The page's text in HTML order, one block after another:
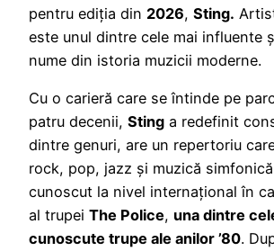
pentru ediția din 2026, Sting.
este unul dintre cele mai influente
nume din istoria muzicii moderne.
Cu o carieră care se întinde pe
patru decenii, Sting a redefinit
dintre genuri, are un repertoriu
rock, pop, jazz și muzică
cunoscut la nivel internațional în
al trupei The Police, una dintre
cunoscute trupe ale anilor ’80.